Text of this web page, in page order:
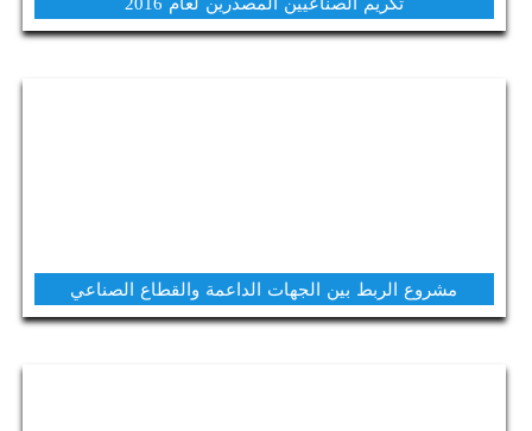
مشروع الربط بين الجهات الداعمة والقطاع الصناعي